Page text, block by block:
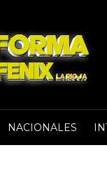
NACIONALES